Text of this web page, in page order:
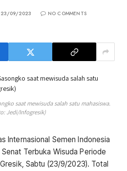
23/09/2023
NO COMMENTS
saat mewisuda salah satu mahasiswa.
Jedi/Infogresik)
Internasional Semen Indonesia
Terbuka Wisuda Periode
Sabtu (23/9/2023). Total